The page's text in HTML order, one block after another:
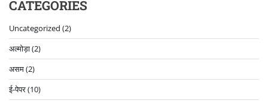
CATEGORIES
Uncategorized (2)
अल्मोड़ा(2)
असम(2)
ई-पेपर(10)